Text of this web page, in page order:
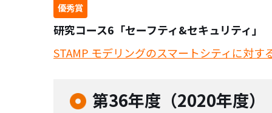
優秀賞
研究コース6「セーフティ&セキュリティ」
STAMP モデリングのスマートシティに対す
第36年度（2020年度）